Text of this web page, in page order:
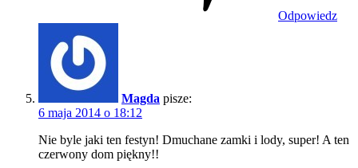
Odpowiedz
Magda pisze:
6 maja 2014 o 18:12
Nie byle jaki ten festyn! Dmuchane zamki i lody, super! A ten
czerwony dom piękny!!